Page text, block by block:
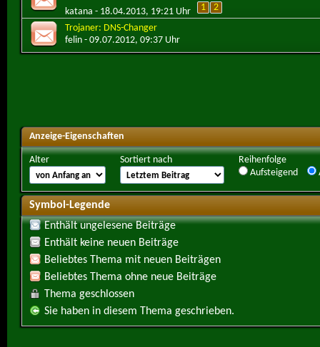
katana - 18.04.2013, 19:21 Uhr 1
2
Trojaner: DNS-Changer
felin - 09.07.2012, 09:37 Uhr
Anzeige-Eigenschaften
Alter Sortiert nach
Reihenfolge
Aufsteigend
Symbol-Legende
Enthält ungelesene Beiträge
Enthält keine neuen Beiträge
Beliebtes Thema mit neuen Beiträgen
Beliebtes Thema ohne neue Beiträge
Thema geschlossen
Sie haben in diesem Thema geschrieben.